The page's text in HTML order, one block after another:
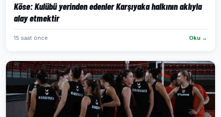
Köse: Kulübü yerinden edenler Karşıyaka halkının aklıyla
alay etmektir
15 saat önce Oku →